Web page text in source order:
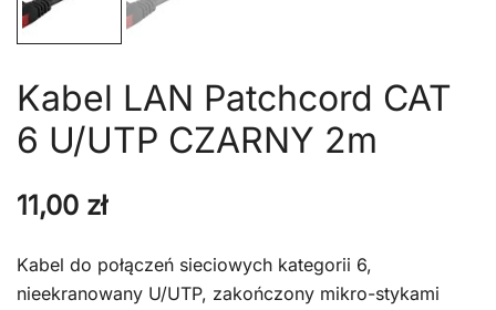
Kabel LAN Patchcord CAT
6 U/UTP CZARNY 2m
11,00 zł
Kabel do połączeń sieciowych kategorii 6,
nieekranowany U/UTP, zakończony mikro-stykami